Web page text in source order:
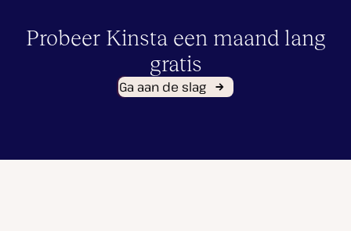
Probeer Kinsta een maand lang
gratis
Ga aan de slag